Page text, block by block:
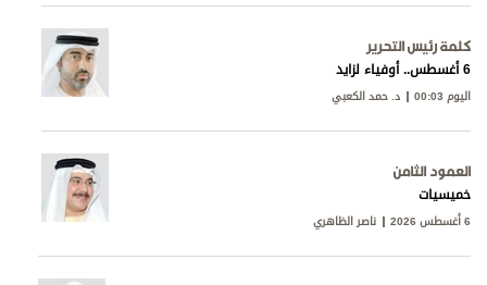
كلمة رئيس التحرير
6 أغسطس.. أوفياء لزايد
اليوم 00:03 د. حمد الكعبي
العمود الثامن
خميسيات
6 أغسطس 2026 ناصر الظاهري